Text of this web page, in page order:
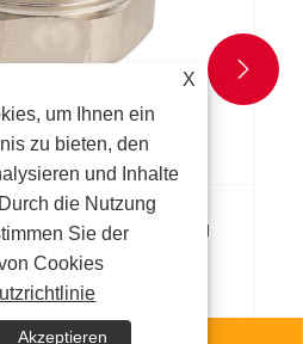

X
um Ihnen ein
zu bieten, den
und Inhalte
die Nutzung
Sie der
Cookies
Akzeptieren